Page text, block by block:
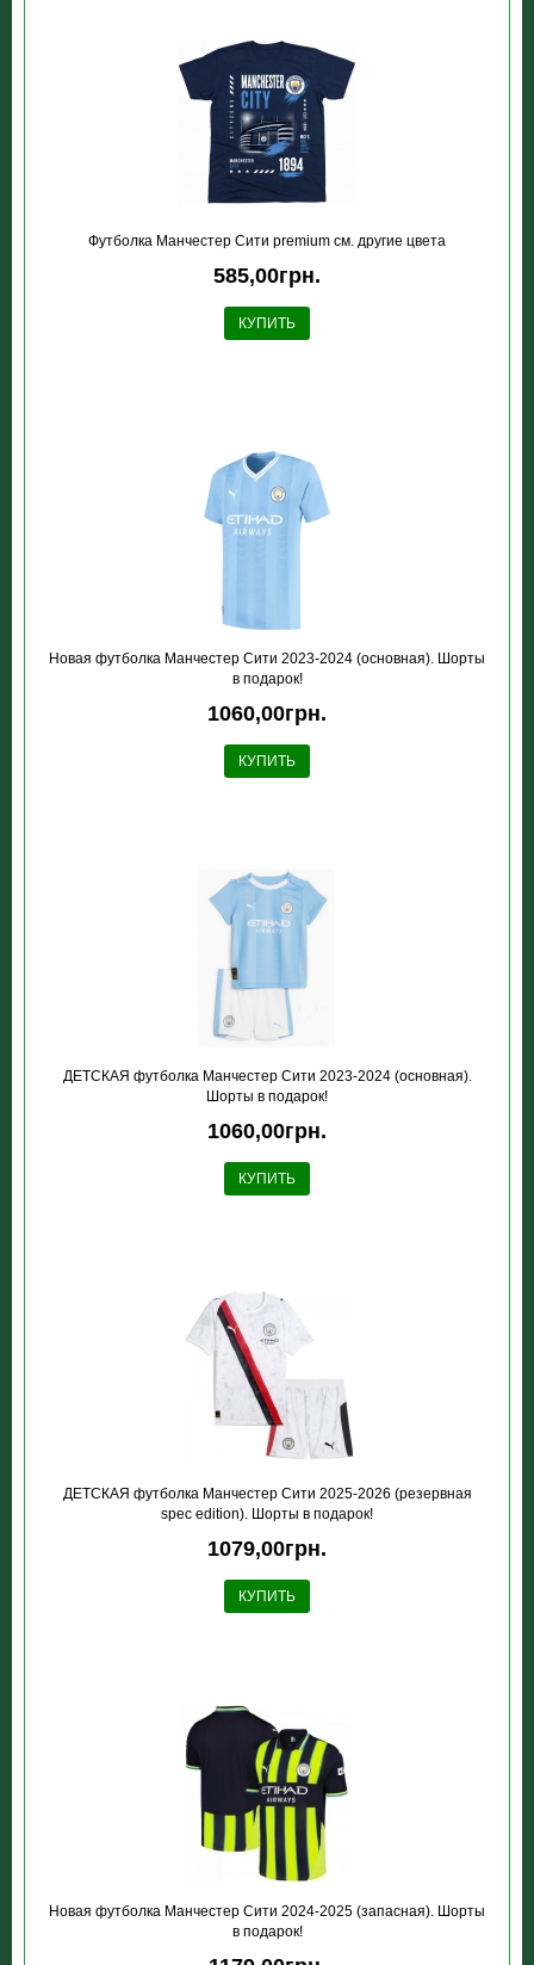
Футболка Манчестер Сити premium см. другие цвета
585,00грн.
КУПИТЬ
Новая футболка Манчестер Сити 2023-2024 (основная). Шорты
в подарок!
1060,00грн.
КУПИТЬ
ДЕТСКАЯ футболка Манчестер Сити 2023-2024 (основная).
Шорты в подарок!
1060,00грн.
КУПИТЬ
ДЕТСКАЯ футболка Манчестер Сити 2025-2026 (резервная
spec edition). Шорты в подарок!
1079,00грн.
КУПИТЬ
Новая футболка Манчестер Сити 2024-2025 (запасная). Шорты
в подарок!